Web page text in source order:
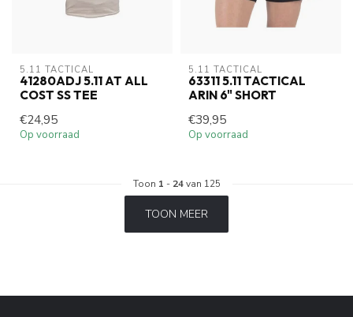
5.11 TACTICAL
41280ADJ 5.11 AT ALL
COST SS TEE
€24,95
Op voorraad
5.11 TACTICAL
63311 5.11 TACTICAL
ARIN 6" SHORT
€39,95
Op voorraad
Toon 1 - 24van 125
TOON MEER